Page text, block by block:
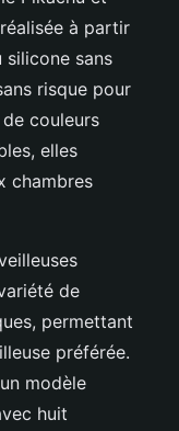
à partir
silicone sans
risque pour
couleurs
elles
chambres
de
permettant
préférée.
modèle
huit